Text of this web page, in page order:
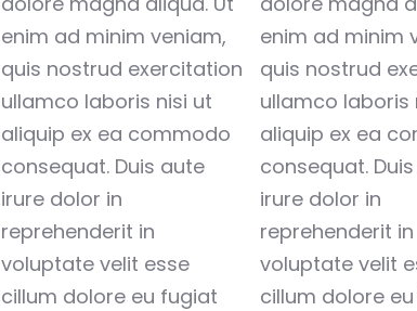
enim ad minim veniam,
quis nostrud exercitation
ullamco laboris nisi ut
aliquip ex ea commodo
consequat. Duis aute
irure dolor in
reprehenderit in
voluptate velit esse
cillum dolore eu fugiat
enim ad minim
quis nostrud
ullamco laboris
aliquip ex ea
consequat.
irure dolor in
reprehenderit in
voluptate velit
cillum dolore